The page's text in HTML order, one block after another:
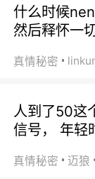
什么时候
然后释怀一
真情秘密
人到了50这
信号， 年轻
真情秘密 迈狼